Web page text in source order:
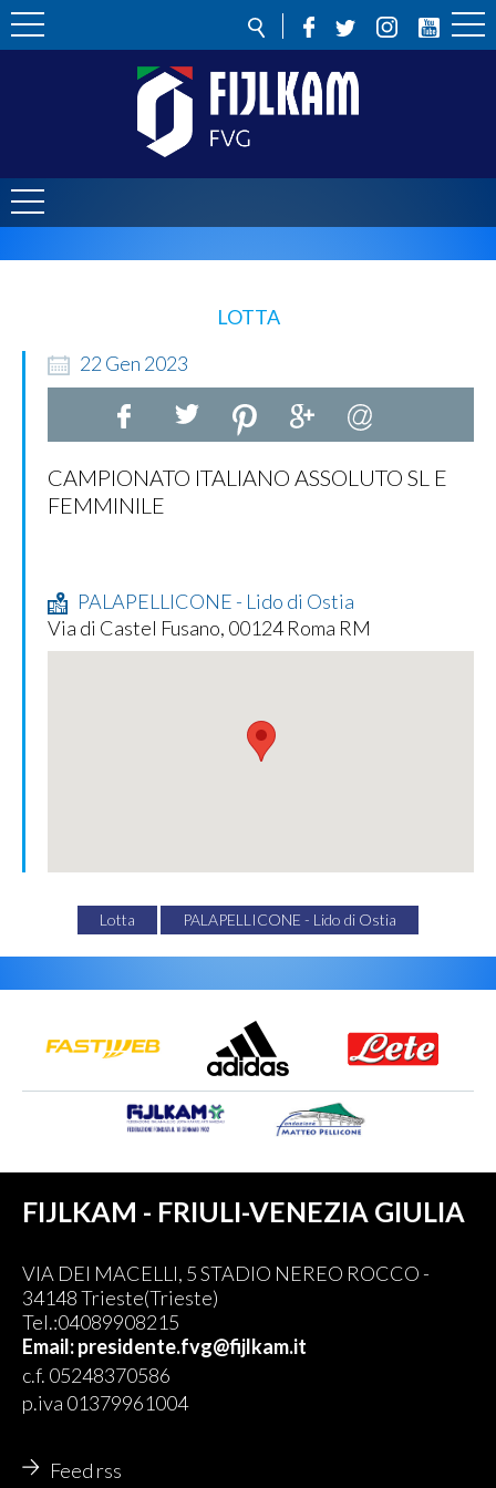
LOTTA
22 Gen 2023
CAMPIONATO ITALIANO ASSOLUTO SL E
FEMMINILE
PALAPELLICONE - Lido di Ostia
Via di Castel Fusano, 00124 Roma RM
Lotta PALAPELLICONE - Lido di Ostia
FIJLKAM - FRIULI-VENEZIA GIULIA
VIA DEI MACELLI, 5 STADIO NEREO ROCCO -
34148 Trieste(Trieste)
Tel.:04089908215
Email: presidente.fvg@fijlkam.it
c.f. 05248370586
p.iva 01379961004
Feed rss